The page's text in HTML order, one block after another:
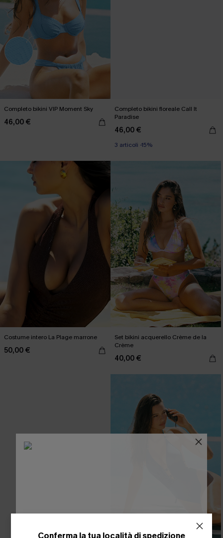
Completo bikini VIP Moment Sky
46,00 €
Completo bikini floreale Call It
Paradise
46,00 €
3 articoli -15%
Costume intero La Plage marrone
50,00 €
Set bikini acquerello Crème de la
Crème
40,00 €
Conferma la tua località di spedizione